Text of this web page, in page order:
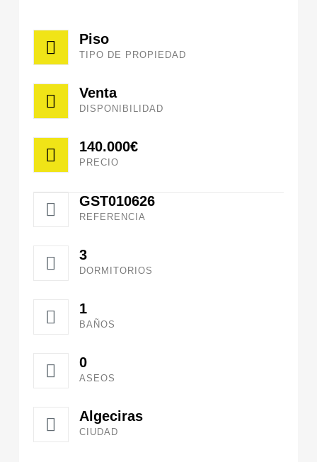
Piso
TIPO DE PROPIEDAD
Venta
DISPONIBILIDAD
140.000€
PRECIO
GST010626
REFERENCIA
3
DORMITORIOS
1
BAÑOS
0
ASEOS
Algeciras
CIUDAD